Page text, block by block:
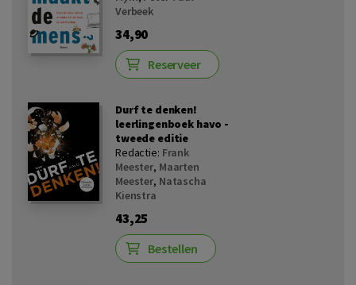
Verbeek
34,90
Reserveer
Durf te denken!
leerlingenboek havo -
tweede editie
Redactie: Frank
Meester, Maarten
Meester, Natascha
Kienstra
43,25
Bestellen